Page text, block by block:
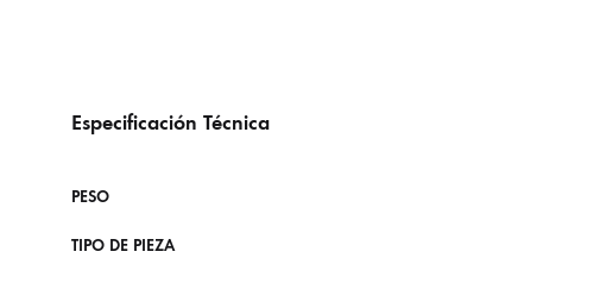
Especificación Técnica
PESO
TIPO DE PIEZA